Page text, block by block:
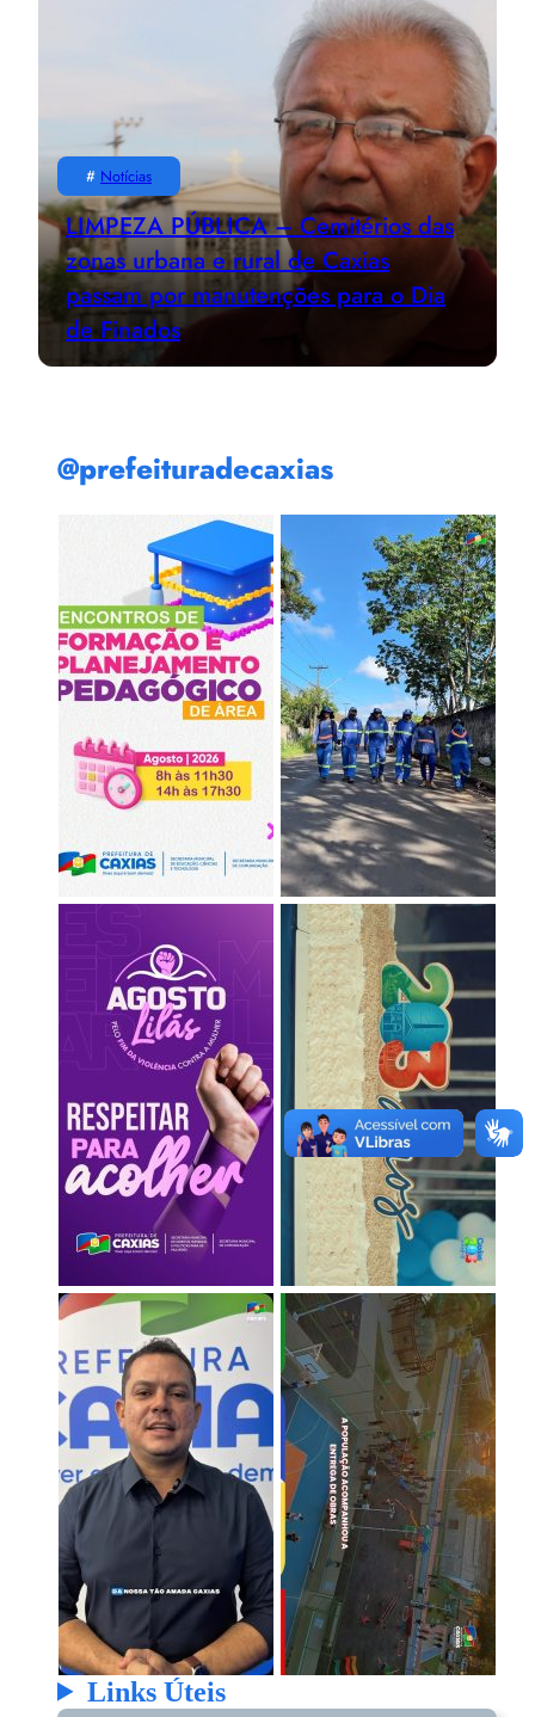
# Notícias
LIMPEZA PÚBLICA – Cemitérios das
zonas urbana e rural de Caxias
passam por manutenções para o Dia
de Finados
@prefeituradecaxias
Links Úteis